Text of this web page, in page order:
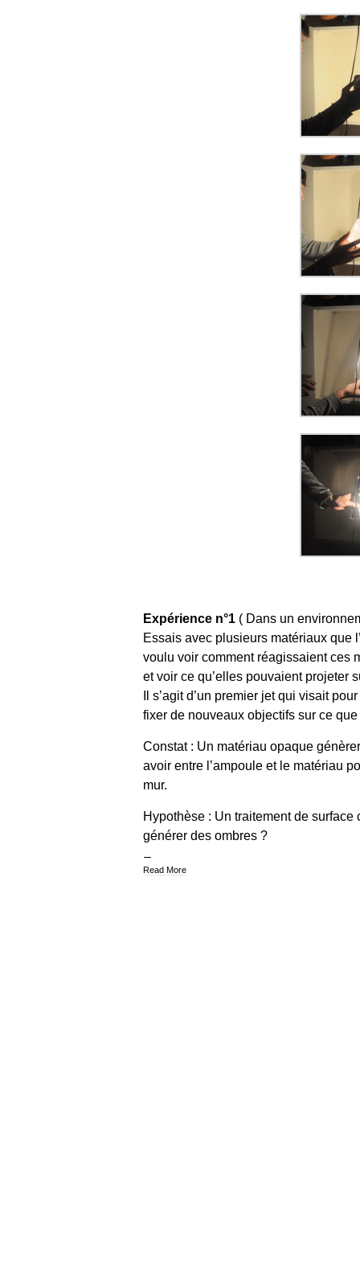
Expérience n°1( Dans un
Essais avec plusieurs matériaux que
voulu voir comment réagissaient ces
et voir ce qu’elles pouvaient projeter
Il s’agit d’un premier jet qui visait
fixer de nouveaux objectifs sur ce que
Constat : Un matériau opaque
avoir entre l’ampoule et le matériau
mur.
Hypothèse : Un traitement de
générer des ombres ?
Read More